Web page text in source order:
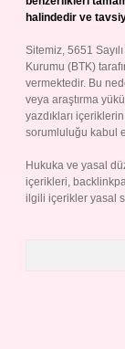
halindedir ve
Sitemiz, 5651
Kurumu (BTK)
vermektedir. Bu
veya araştırma
yazdıkları
sorumluluğu kabul
Hukuka ve yasal
içerikleri,
ilgili içerikler yasal